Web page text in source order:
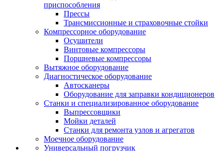
приспособления
Прессы
Трансмиссионные и страховочные стойки
Компрессорное оборудование
Осушители
Винтовые компрессоры
Поршневые компрессоры
Вытяжное оборудование
Диагностическое оборудование
Автосканеры
Оборудование для заправки кондиционеров
Станки и специализированное оборудование
Выпрессовщики
Мойки деталей
Станки для ремонта узлов и агрегатов
Моечное оборудование
Универсальный погрузчик